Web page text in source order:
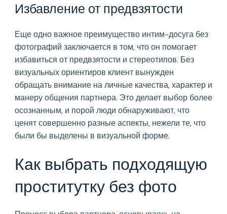
Избавление от предвзятости
Еще одно важное преимущество интим-досуга без
фотографий заключается в том, что он помогает
избавиться от предвзятости и стереотипов. Без
визуальных ориентиров клиент вынужден
обращать внимание на личные качества, характер и
манеру общения партнера. Это делает выбор более
осознанным, и порой люди обнаруживают, что
ценят совершенно разные аспекты, нежели те, что
были бы выделены в визуальной форме.
Как выбрать подходящую
проститутку без фото